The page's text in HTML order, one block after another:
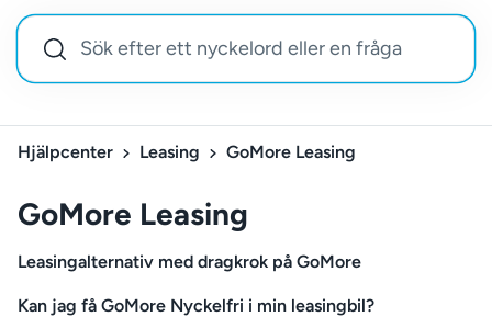
Hjälpcenter Leasing GoMore Leasing
GoMore Leasing
Leasingalternativ med dragkrok på GoMore
Kan jag få GoMore Nyckelfri i min leasingbil?